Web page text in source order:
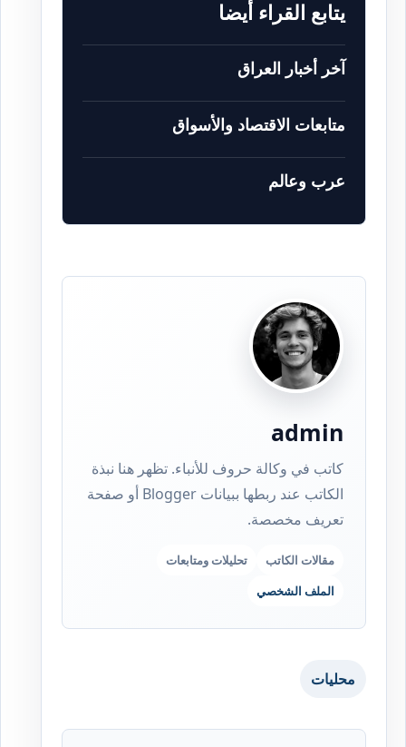
يتابع القراء أيضا
آخر أخبار العراق
متابعات الاقتصاد والأسواق
عرب وعالم
admin
كاتب في وكالة حروف للأنباء. تظهر هنا نبذة
الكاتب عند ربطها ببيانات Blogger أو صفحة
تعريف مخصصة.
مقالات الكاتب
تحليلات ومتابعات
الملف الشخصي
محليات